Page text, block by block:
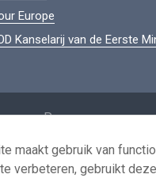
Europe
Kanselarij van de Eerste
Persoonsgegevens
Voorwaarden voor het
Contacteer ons
maakt gebruik van
verbeteren, gebruikt